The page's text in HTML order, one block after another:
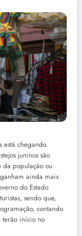
chegando.
juninos são
da população ou
ainda mais
do Estado
sendo que,
contando
terão início no